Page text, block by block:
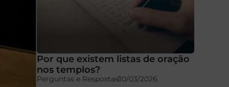
Por que existem listas de oração
nos templos?
Perguntas e Respostas10/03/2026